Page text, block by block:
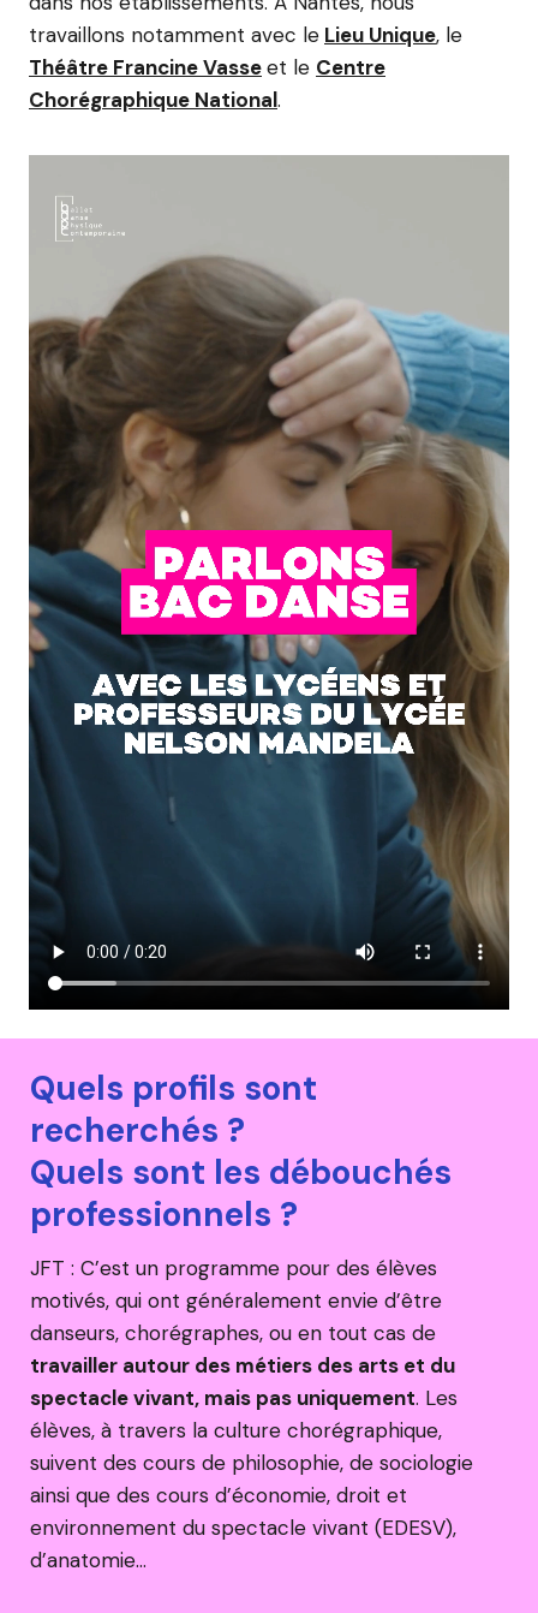
travaillons notamment avec le Lieu Unique, le
Théâtre Francine Vasseet le Centre
Chorégraphique National.
Quels profils sont
recherchés ?
Quels sont les débouchés
professionnels ?
JFT : C’est un programme pour des élèves
motivés, qui ont généralement envie d’être
danseurs, chorégraphes, ou en tout cas de
travailler autour des métiers des arts et du
spectacle vivant, mais pas uniquement. Les
élèves, à travers la culture chorégraphique,
suivent des cours de philosophie, de sociologie
ainsi que des cours d’économie, droit et
environnement du spectacle vivant (EDESV),
d’anatomie…